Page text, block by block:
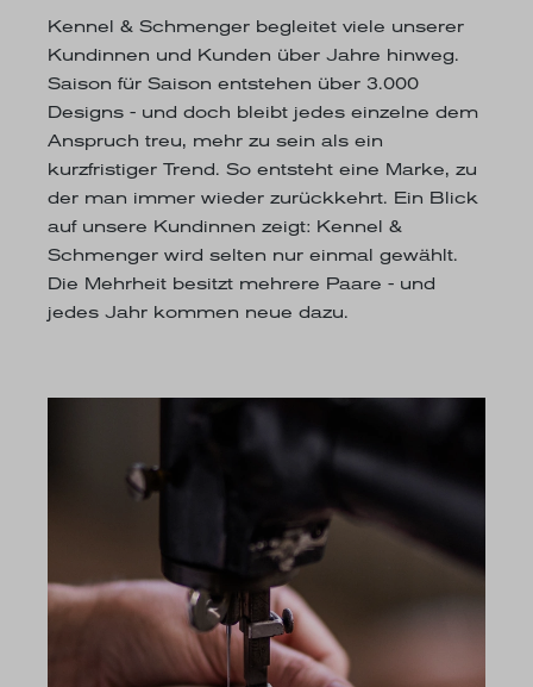
Kennel & Schmenger begleitet viele unserer
Kundinnen und Kunden über Jahre hinweg.
Saison für Saison entstehen über 3.000
Designs - und doch bleibt jedes einzelne dem
Anspruch treu, mehr zu sein als ein
kurzfristiger Trend. So entsteht eine Marke, zu
der man immer wieder zurückkehrt. Ein Blick
auf unsere Kundinnen zeigt: Kennel &
Schmenger wird selten nur einmal gewählt.
Die Mehrheit besitzt mehrere Paare - und
jedes Jahr kommen neue dazu.